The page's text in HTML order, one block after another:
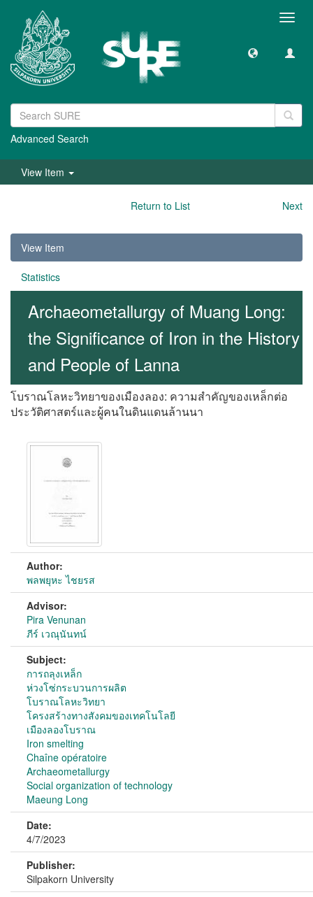
Advanced Search
View Item
Return to List Next
View Item
Statistics
Archaeometallurgy of Muang Long:
the Significance of Iron in the History
and People of Lanna
โบราณโลหะวิทยาของเมืองลอง: ความสำคัญของเหล็กต่อ
ประวัติศาสตร์และผู้คนในดินแดนล้านนา
Author:
พลพยุหะ ไชยรส
Advisor:
Pira Venunan
ภีร์ เวณุนันทน์
Subject:
การถลุงเหล็ก
ห่วงโซ่กระบวนการผลิต
โบราณโลหะวิทยา
โครงสร้างทางสังคมของเทคโนโลยี
เมืองลองโบราณ
Iron smelting
Chaîne opératoire
Archaeometallurgy
Social organization of technology
Maeung Long
Date:
4/7/2023
Publisher:
Silpakorn University